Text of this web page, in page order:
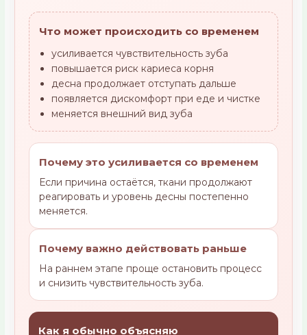
Что может происходить со временем
усиливается чувствительность зуба
повышается риск кариеса корня
десна продолжает отступать дальше
появляется дискомфорт при еде и чистке
меняется внешний вид зуба
Почему это усиливается со временем
Если причина остаётся, ткани продолжают
реагировать и уровень десны постепенно
меняется.
Почему важно действовать раньше
На раннем этапе проще остановить процесс
и снизить чувствительность зуба.
Как я обычно объясняю